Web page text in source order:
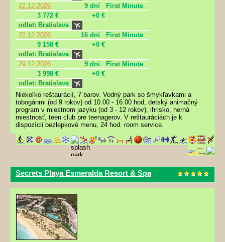
22.12.2026
9 dní
First Minute
3 772 €
+0 €
odlet: Bratislava
22.12.2026
16 dní
First Minute
9 158 €
+0 €
odlet: Bratislava
29.12.2026
9 dní
First Minute
3 998 €
+0 €
odlet: Bratislava
Niekoľko reštaurácií, 7 barov. Vodný park so šmykľavkami a
tobogánmi (od 9 rokov) od 10.00 - 16.00 hod, detský animačný
program v miestnom jazyku (od 3 - 12 rokov), ihrisko, herná
miestnosť, teen club pre teenagerov. V reštauráciách je k
dispozícii bezlepkové menu, 24 hod. room service.
Secrets Playa Esmeralda Resort & Spa